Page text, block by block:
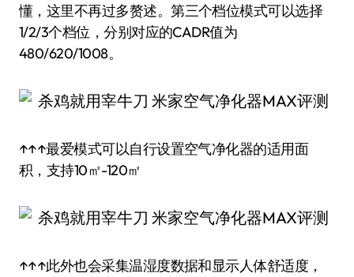
懂，这里不再过多赘述。第三个档位模式可以选择
1/2/3个档位，分别对应的CADR值为
480/620/1008。
↑↑↑最爱模式可以自行设置空气净化器的适用面
积，支持10㎡-120㎡
↑↑↑此外也会采集温湿度数据和显示人体舒适度，